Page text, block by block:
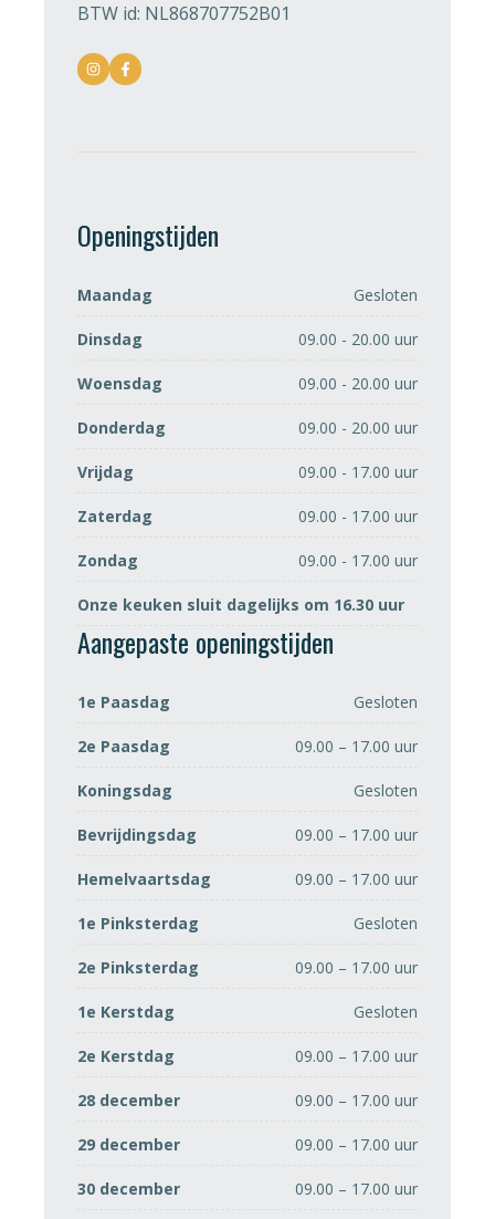
BTW id: NL868707752B01
Openingstijden
Maandag Gesloten
Dinsdag 09.00 - 20.00 uur
Woensdag 09.00 - 20.00 uur
Donderdag 09.00 - 20.00 uur
Vrijdag 09.00 - 17.00 uur
Zaterdag 09.00 - 17.00 uur
Zondag 09.00 - 17.00 uur
Onze keuken sluit dagelijks om 16.30 uur
Aangepaste openingstijden
1e Paasdag Gesloten
2e Paasdag 09.00 – 17.00 uur
Koningsdag Gesloten
Bevrijdingsdag 09.00 – 17.00 uur
Hemelvaartsdag 09.00 – 17.00 uur
1e Pinksterdag Gesloten
2e Pinksterdag 09.00 – 17.00 uur
1e Kerstdag Gesloten
2e Kerstdag 09.00 – 17.00 uur
28 december 09.00 – 17.00 uur
29 december 09.00 – 17.00 uur
30 december 09.00 – 17.00 uur